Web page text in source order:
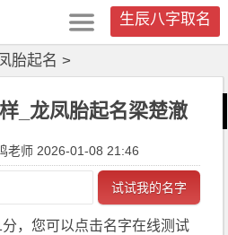
生辰八字取名
胎起名 >
_龙凤胎起名梁楚澈
老师 2026-01-08 21:46
试试我的名字
，您可以点击名字在线测试